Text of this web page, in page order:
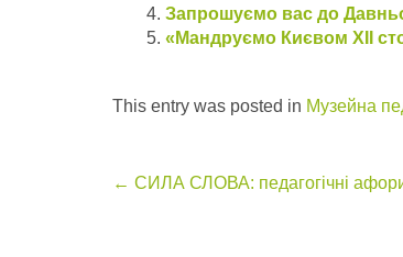
Запрошуємо вас до
«Мандруємо Києвом ХІІ
This entry was posted in Музейна
Post
← СИЛА СЛОВА: педагогічні